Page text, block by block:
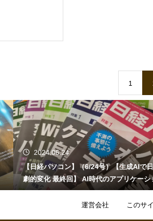
1
2024.06.12
【書籍】ゼロからはじめる なるほど！
活用術（技術評論社）
運営会社
このサ